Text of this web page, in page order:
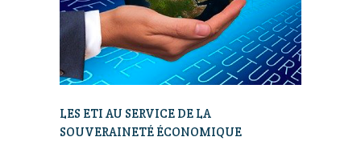
LES ETI AU SERVICE DE LA
SOUVERAINETÉ ÉCONOMIQUE